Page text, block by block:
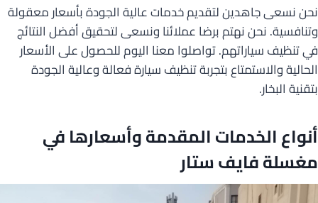
نحن نسعى جاهدين لتقديم خدمات عالية الجودة بأسعار معقولة
وتنافسية. نحن نهتم برضا عملائنا ونسعى لتحقيق أفضل النتائج
في تنظيف سياراتهم. تواصلوا معنا اليوم للحصول على الأسعار
الحالية والاستمتاع بتجربة تنظيف سيارة فعالة وعالية الجودة
بتقنية البخار.
أنواع الخدمات المقدمة وأسعارها في
مغسلة فايف ستار